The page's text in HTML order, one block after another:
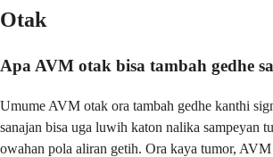
Otak
Apa AVM otak bisa tambah gedhe
Umume AVM otak ora tambah gedhe kanthi
sanajan bisa uga luwih katon nalika sampeyan
owahan pola aliran getih. Ora kaya tumor,